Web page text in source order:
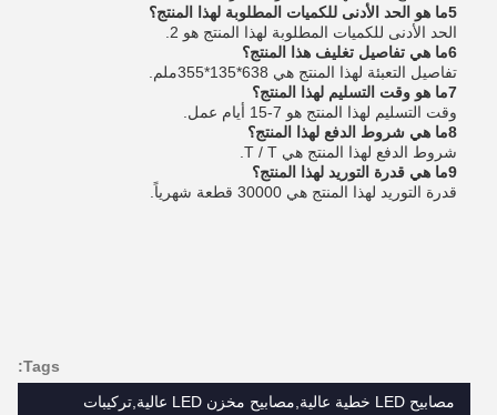
5ما هو الحد الأدنى للكميات المطلوبة لهذا المنتج؟
الحد الأدنى للكميات المطلوبة لهذا المنتج هو 2.
6ما هي تفاصيل تغليف هذا المنتج؟
تفاصيل التعبئة لهذا المنتج هي 638*135*355ملم.
7ما هو وقت التسليم لهذا المنتج؟
وقت التسليم لهذا المنتج هو 7-15 أيام عمل.
8ما هي شروط الدفع لهذا المنتج؟
شروط الدفع لهذا المنتج هي T / T.
9ما هي قدرة التوريد لهذا المنتج؟
قدرة التوريد لهذا المنتج هي 30000 قطعة شهرياً.
Tags:
مصابيح LED خطية عالية,مصابيح مخزن LED عالية,تركيبات